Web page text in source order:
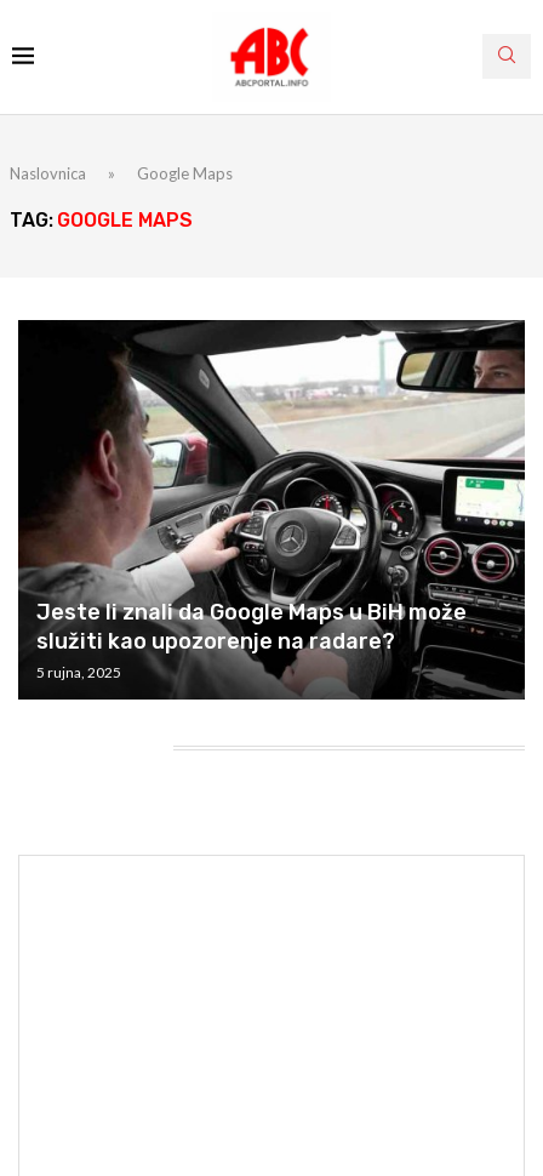
Naslovnica » Google Maps
TAG: GOOGLE MAPS
Jeste li znali da Google Maps u BiH može
služiti kao upozorenje na radare?
5 rujna, 2025